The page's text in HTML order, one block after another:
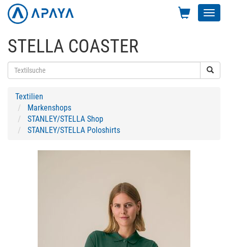
STELLA COASTER
Textilien
Markenshops
STANLEY/STELLA Shop
STANLEY/STELLA Poloshirts